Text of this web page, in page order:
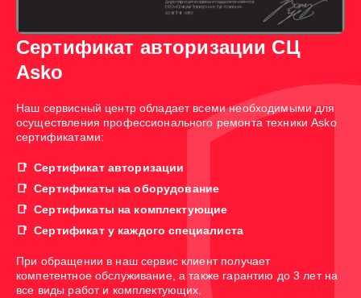
Сертификат авторизации СЦ
Asko
Наш сервисный центр обладает всеми необходимыми для
осуществления профессионального ремонта техники Asko
сертификатами:
Сертификат авторизации
Сертификаты на оборудование
Сертификаты на комплектующие
Сертификат у каждого специалиста
При обращении в наш сервис клиент получает
компетентное обслуживание, а также гарантию до 3 лет на
все виды работ и комплектующих.